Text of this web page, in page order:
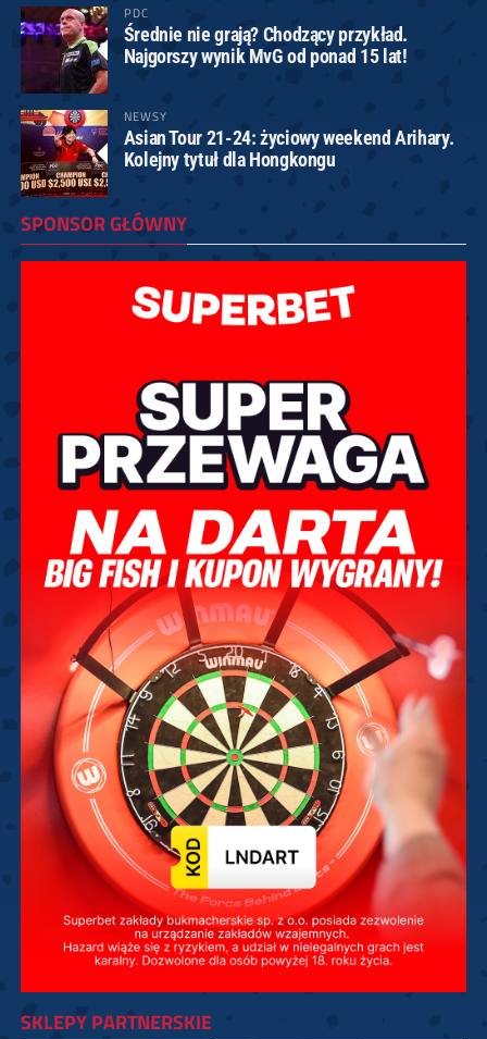
PDC
Średnie nie grają? Chodzący przykład.
Najgorszy wynik MvG od ponad 15 lat!
NEWSY
Asian Tour 21-24: życiowy weekend Arihary.
Kolejny tytuł dla Hongkongu
SPONSOR GŁÓWNY
SKLEPY PARTNERSKIE